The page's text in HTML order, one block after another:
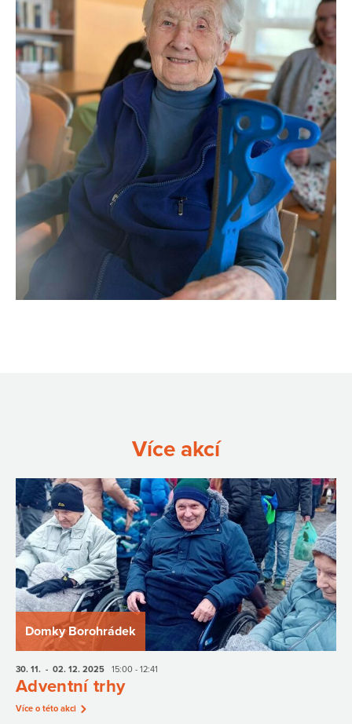
Více akcí
Domky Borohrádek
30. 11. - 02. 12. 2025 15:00 - 12:41
Adventní trhy
Více o této akci